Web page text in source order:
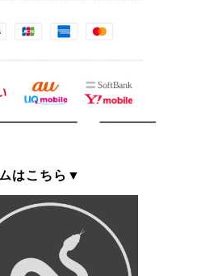
はこちら▼